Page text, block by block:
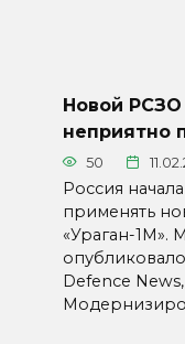
Новой РСЗО
неприятно
50
Россия
применять
«Ураган-1М».
Defence